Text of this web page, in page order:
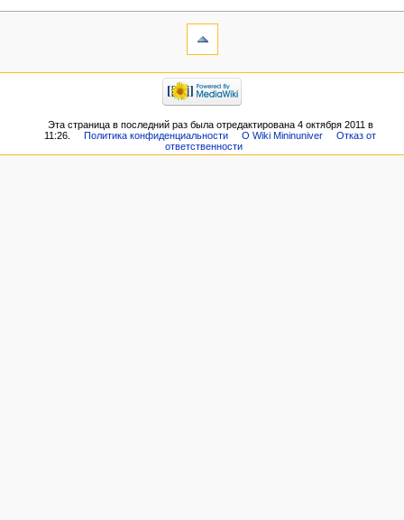
Эта страница в последний раз была отредактирована 4 октября 2011 в
11:26.
Политика конфиденциальности О Wiki Mininuniver
Отказ от
ответственности